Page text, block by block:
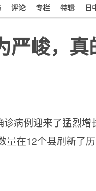
评论 专栏 特辑 日
严峻，真
病例迎来了猛烈
量在12个县刷新了